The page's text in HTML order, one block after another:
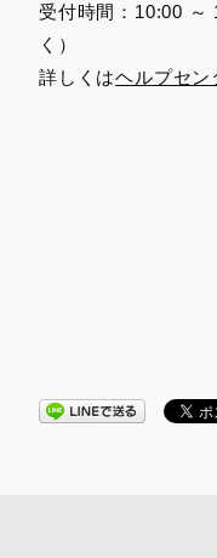
受付時間：10:00
く）
詳しくはヘルプセン